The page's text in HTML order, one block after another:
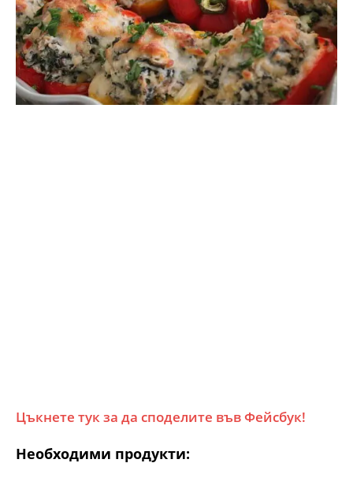
Цъкнете тук за да споделите във Фейсбук!
Необходими продукти: